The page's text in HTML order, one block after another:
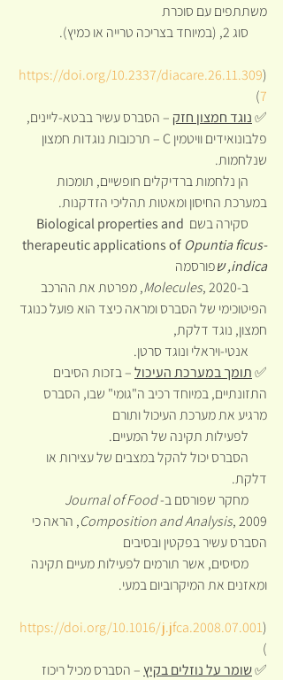
משתתפים עם סוכרת
(
https://doi.org/10.2337/diacare.26.11.309
7
)
✅ נוגד חמצון חזק – הסברס עשיר בבטא-ליינים,
פלבונואידים וויטמין C – תרכובות נוגדות חמצון
שנלחמות.
       הן נלחמות ברדיקלים חופשיים, תומכות
במערכת החיסון ומאטות תהליכי הזדקנות.
Biological properties and
therapeutic applications of Opuntia ficus-
indica, ש
פורסמה
Molecules, 2020, מפרטת את ההרכב
הפיטוכימי של הסברס ומראה כיצד הוא פועל כנוגד
חמצון, נוגד דלקת,
✅ תומך במערכת העיכול – בזכות הסיבים
התזונתיים, במיוחד רכיב ה"גומי" שבו, הסברס
מרגיע את מערכת העיכול ותורם
       הסברס יכול להקל במצבים של עצירות או
דלקת.
Journal of Food
Composition and Analysis, 2009, הראה כי
הסברס עשיר בפקטין ובסיבים
       מסיסים, אשר תורמים לפעילות מעיים תקינה
ומאזנים את המיקרוביום במעי.
(
https://doi.org/10.1016/j.jfca.2008.07.001
)
✅ שומר על נוזלים בקיץ – הסברס מכיל ריכוז